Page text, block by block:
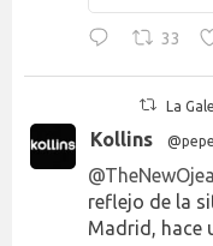
33
La
Kollins
reflejo de la
Madrid, hace